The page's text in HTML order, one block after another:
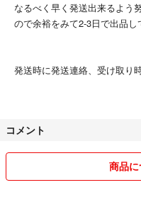
絶対動く保証のあるものや電
入して下さいm(_ _)m
他各カテゴリー別でも検索出
ご容赦くださいm(_ _)m
ファミコン
なるべく早く発送出来るよう
ので余裕をみて2-3日で出品し
発送時に発送連絡、受け取り
評価が遅い方がいます。遅
コメント
商品